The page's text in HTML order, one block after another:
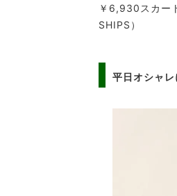
￥6,930スカー
SHIPS）
平日オシャ